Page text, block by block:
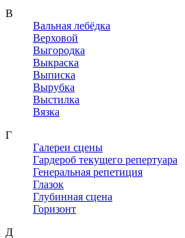
В
Вальная лебёдка
Верховой
Выгородка
Выкраска
Выписка
Вырубка
Выстилка
Вязка
Г
Галереи сцены
Гардероб текущего репертуара
Генеральная репетиция
Глазок
Глубинная сцена
Горизонт
Д